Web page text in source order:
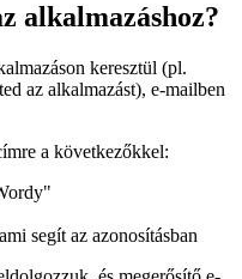
alkalmazáshoz?
keresztül (pl.
az alkalmazást), e-mailben
a következőkkel:
segít az azonosításban